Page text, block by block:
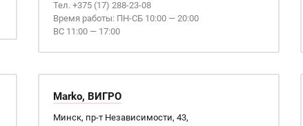
Тел. +375 (17) 288-23-08
Время работы: ПН-СБ 10:00 — 20:00
ВС 11:00 — 17:00
Marko, ВИГРО
Минск, пр-т Независимости, 43,